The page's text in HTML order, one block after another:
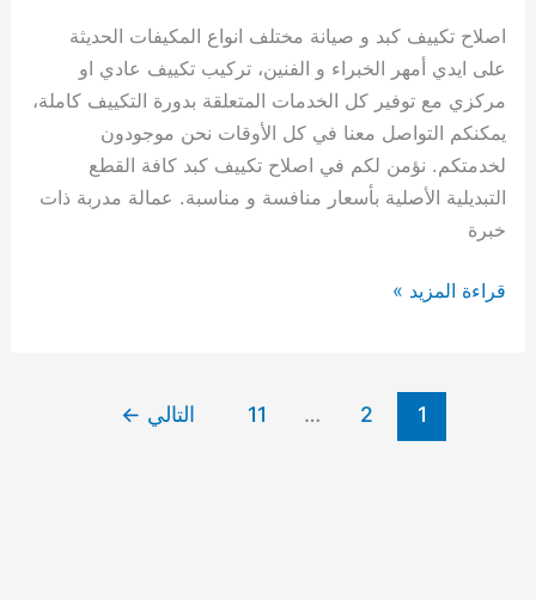
اصلاح تكييف كبد و صيانة مختلف انواع المكيفات الحديثة
على ايدي أمهر الخبراء و الفنين، تركيب تكييف عادي او
مركزي مع توفير كل الخدمات المتعلقة بدورة التكييف كاملة،
يمكنكم التواصل معنا في كل الأوقات نحن موجودون
لخدمتكم. نؤمن لكم في اصلاح تكييف كبد كافة القطع
التبديلية الأصلية بأسعار منافسة و مناسبة. عمالة مدربة ذات
خبرة
قراءة المزيد »
1
2
…
11 التالي ←